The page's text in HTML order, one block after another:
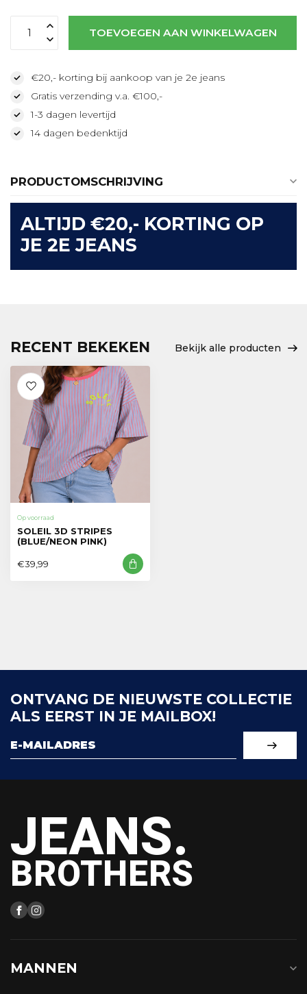
TOEVOEGEN AAN WINKELWAGEN
€20,- korting bij aankoop van je 2e jeans
Gratis verzending v.a. €100,-
1-3 dagen levertijd
14 dagen bedenktijd
PRODUCTOMSCHRIJVING
ALTIJD €20,- KORTING OP
JE 2E JEANS
RECENT BEKEKEN Bekijk alle producten
Op voorraad
SOLEIL 3D STRIPES
(BLUE/NEON PINK)
€39,99
ONTVANG DE NIEUWSTE COLLECTIE
ALS EERST IN JE MAILBOX!
JEANS.
BROTHERS
MANNEN